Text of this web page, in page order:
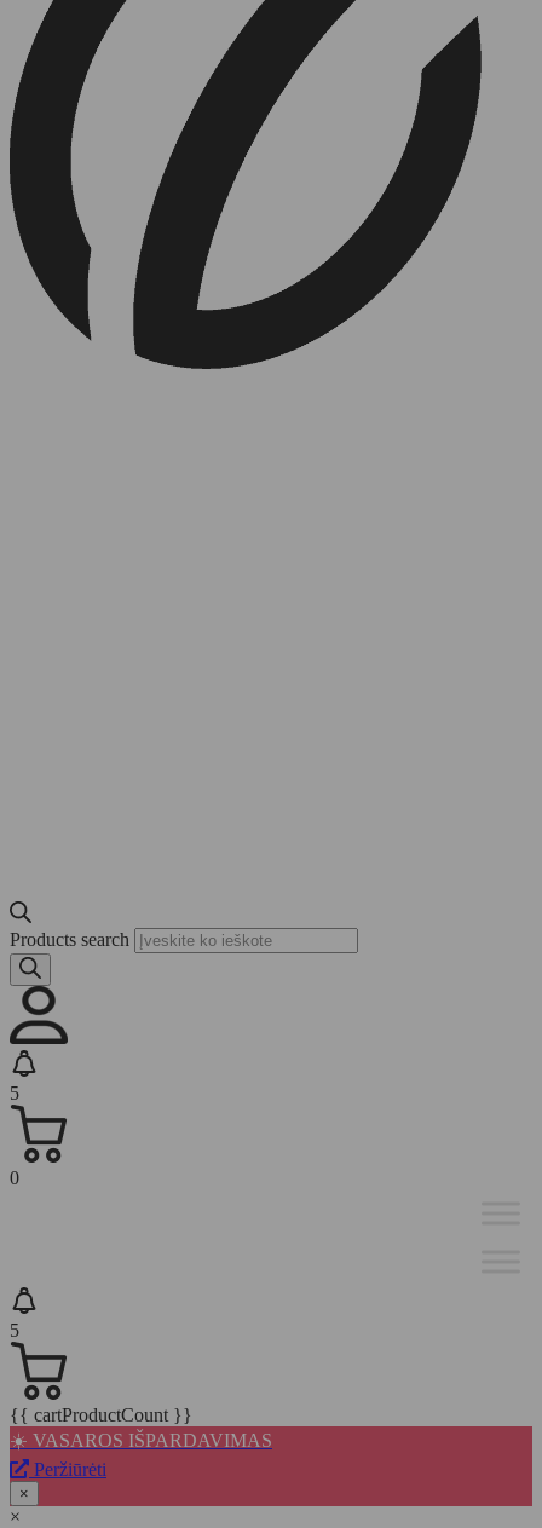
Products search
5
0
5
{{ cartProductCount }}
☀️ VASAROS IŠPARDAVIMAS
Peržiūrėti
×
×